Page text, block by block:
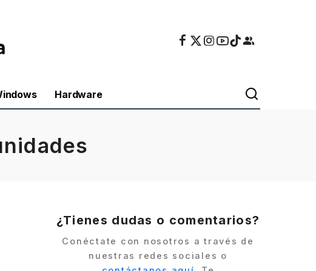
Hardware
¿Tienes dudas o comentarios?
Conéctate con nosotros a través de
nuestras redes sociales o